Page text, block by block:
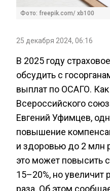
Фото: freepik.com/ xb100
25 декабря 2024, 06:16
В 2025 году
обсудить с
выплат по ОСАГО.
Всероссийского
Евгений Уфимцев,
повышение
и здоровью до 2 млн
это может повысить
15–20%, но увеличит
раза. Об этом